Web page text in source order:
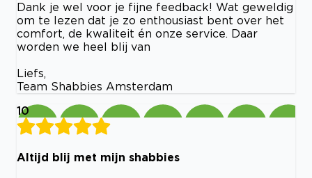
Dank je wel voor je fijne feedback! Wat geweldig
om te lezen dat je zo enthousiast bent over het
comfort, de kwaliteit én onze service. Daar
worden we heel blij van
Liefs,
Team Shabbies Amsterdam
10
Altijd blij met mijn shabbies